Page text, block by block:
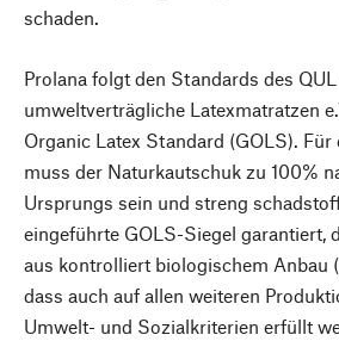
schaden.
Prolana folgt den Standards des
umweltverträgliche Latexmatratzen
Organic Latex Standard (GOLS). Für
muss der Naturkautschuk zu 100%
Ursprungs sein und streng
eingeführte GOLS-Siegel garantiert,
aus kontrolliert biologischem Anbau
dass auch auf allen weiteren
Umwelt- und Sozialkriterien erfüllt